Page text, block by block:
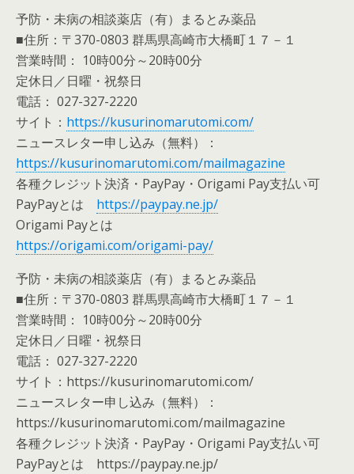
予防・未病の相談薬店（有）まるとみ薬品
■住所：〒370-0803 群馬県高崎市大橋町１７－１
営業時間： 10時00分～20時00分
定休日／日曜・祝祭日
電話： 027-327-2220
サイト： https://kusurinomarutomi.com/
ニュースレター申し込み（無料）：
https://kusurinomarutomi.com/mailmagazine
各種クレジット決済・PayPay・Origami Pay支払い可
PayPayとは https://paypay.ne.jp/
Origami Payとは
https://origami.com/origami-pay/
予防・未病の相談薬店（有）まるとみ薬品
■住所：〒370-0803 群馬県高崎市大橋町１７－１
営業時間： 10時00分～20時00分
定休日／日曜・祝祭日
電話： 027-327-2220
サイト：https://kusurinomarutomi.com/
ニュースレター申し込み（無料）：
https://kusurinomarutomi.com/mailmagazine
各種クレジット決済・PayPay・Origami Pay支払い可
PayPayとは https://paypay.ne.jp/